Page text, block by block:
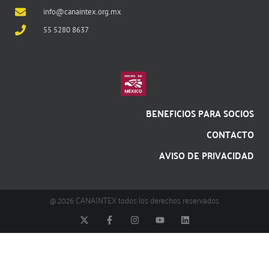
info@canaintex.org.mx
55 5280 8637
BENEFICIOS PARA SOCIOS
CONTACTO
AVISO DE PRIVACIDAD
@ 2026 CANAINTEX todos los derechos reservados